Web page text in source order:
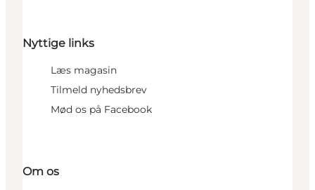
Nyttige links
Læs magasin
Tilmeld nyhedsbrev
Mød os på Facebook
Om os